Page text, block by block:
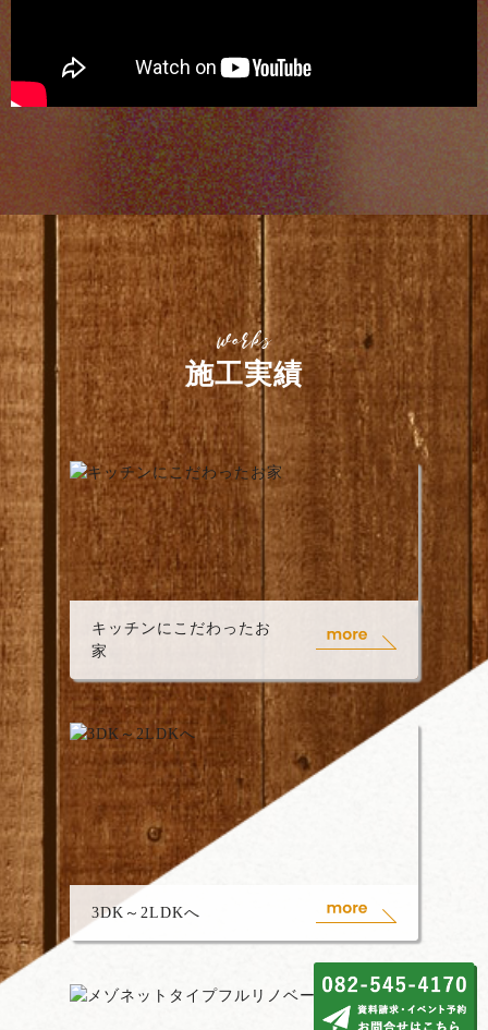
Works
施工実績
キッチンにこだわったお
家
3DK～2LDKへ